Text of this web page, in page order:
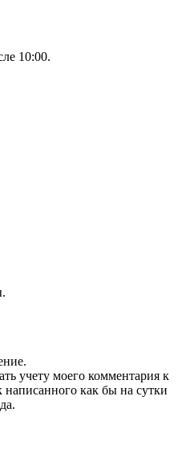
10:00.
учету моего комментария к
написанного как бы на сутки